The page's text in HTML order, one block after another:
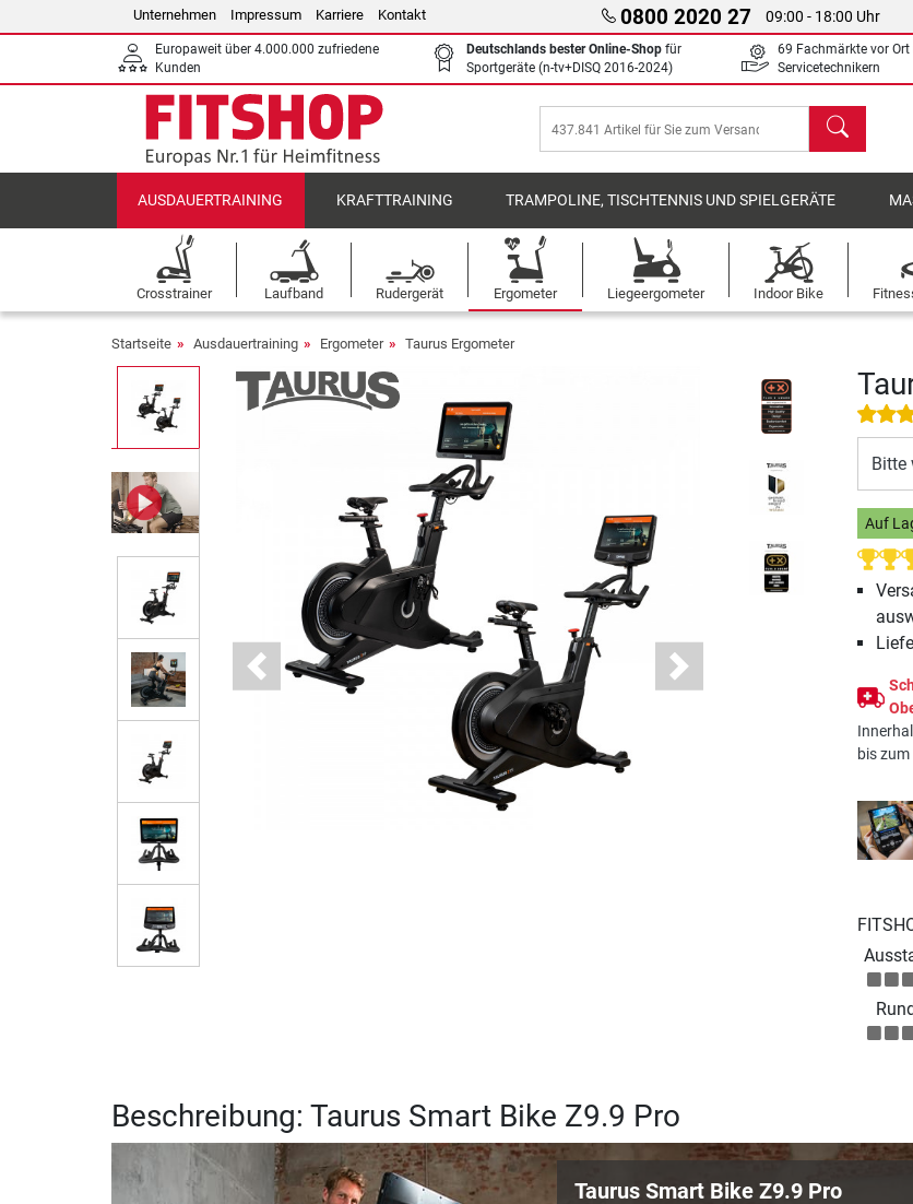
Unternehmen Impressum Karriere Kontakt 0800 2020 27 09:00 - 18:00 Uhr
Europaweit über 4.000.000 zufriedene
Kunden
Deutschlands bester Online-Shop für
Sportgeräte (n-tv+DISQ 2016-2024)
69 Fachmärkte vor
Servicetechnikern
Suchen
AUSDAUERTRAINING KRAFTTRAINING TRAMPOLINE, TISCHTENNIS UND SPIELGERÄTE
Crosstrainer Laufband Rudergerät Ergometer Liegeergometer Indoor Bike
Startseite Ausdauertraining Ergometer Taurus Ergometer
Previous Next
Bitte
Auf
bis zum
Beschreibung: Taurus Smart Bike Z9.9 Pro
Taurus Smart Bike Z9.9 Pro